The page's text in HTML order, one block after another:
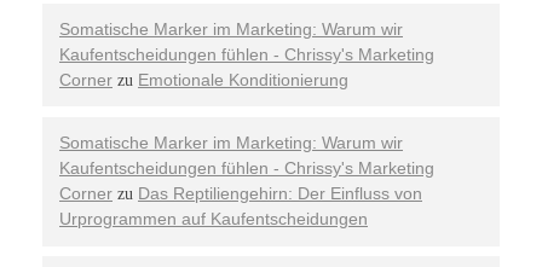
Somatische Marker im Marketing: Warum wir
Kaufentscheidungen fühlen - Chrissy's Marketing
Corner zu Emotionale Konditionierung
Somatische Marker im Marketing: Warum wir
Kaufentscheidungen fühlen - Chrissy's Marketing
Corner zu Das Reptiliengehirn: Der Einfluss von
Urprogrammen auf Kaufentscheidungen